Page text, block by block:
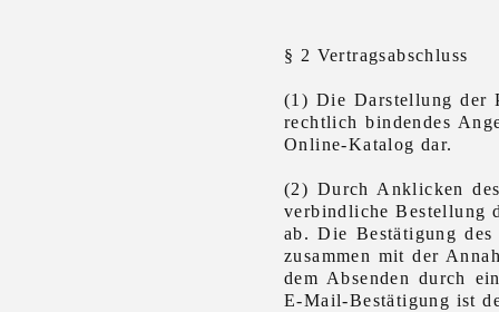
§ 2 Vertragsabschluss
(1) Die Darstellung der
rechtlich bindendes
Online-Katalog dar.
(2) Durch Anklicken
verbindliche Bestellung
ab. Die Bestätigung
zusammen mit der
dem Absenden durch
E-Mail-Bestätigung ist